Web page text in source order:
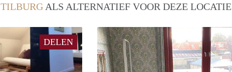
TILBURG ALS ALTERNATIEF VOOR DEZE LOCATIE
DELEN